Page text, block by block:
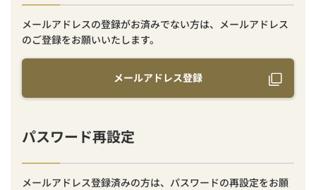
メールアドレスの登録がお済みでない方は、メールアドレス
のご登録をお願いいたします。
メールアドレス登録
パスワード再設定
メールアドレス登録済みの方は、パスワードの再設定をお願